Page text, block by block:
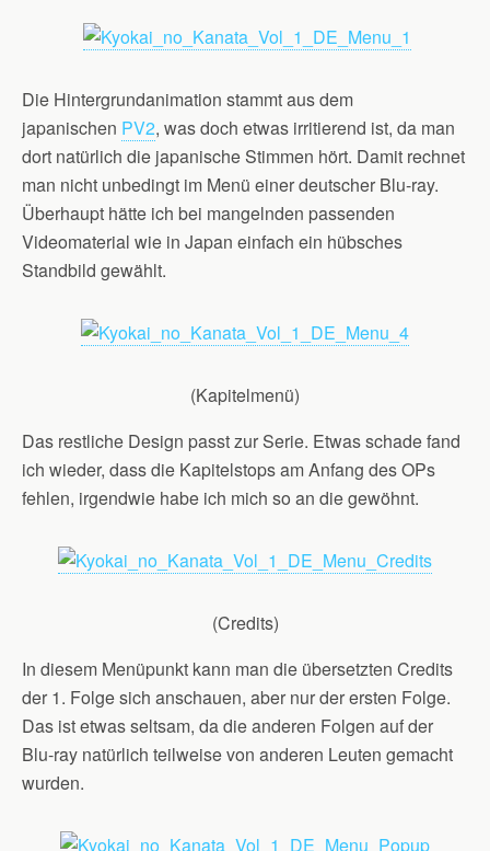
Die Hintergrundanimation stammt aus dem
japanischen PV2, was doch etwas irritierend ist, da man
dort natürlich die japanische Stimmen hört. Damit rechnet
man nicht unbedingt im Menü einer deutscher Blu-ray.
Überhaupt hätte ich bei mangelnden passenden
Videomaterial wie in Japan einfach ein hübsches
Standbild gewählt.
(Kapitelmenü)
Das restliche Design passt zur Serie. Etwas schade fand
ich wieder, dass die Kapitelstops am Anfang des OPs
fehlen, irgendwie habe ich mich so an die gewöhnt.
(Credits)
In diesem Menüpunkt kann man die übersetzten Credits
der 1. Folge sich anschauen, aber nur der ersten Folge.
Das ist etwas seltsam, da die anderen Folgen auf der
Blu-ray natürlich teilweise von anderen Leuten gemacht
wurden.